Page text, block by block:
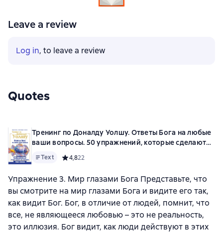
Leave a review
Log in, to leave a review
Quotes
Тренинг по Доналду Уолшу. Ответы Бога на любые
ваши вопросы. 50 упражнений, которые сделают
Text Средний рейтинг 4,8 на основе 22 оценок
4,822
Упражнение 3. Мир глазами Бога Представьте, что
вы смотрите на мир глазами Бога и видите его так,
как видит Бог. Бог, в отличие от людей, помнит, что
все, не являющееся любовью – это не реальность,
это иллюзия. Бог видит, как люди действуют в этих